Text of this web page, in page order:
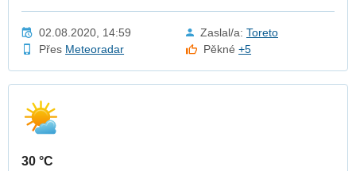
02.08.2020, 14:59 Zaslal/a: Toreto
Přes Meteoradar Pěkné+5
30 °C